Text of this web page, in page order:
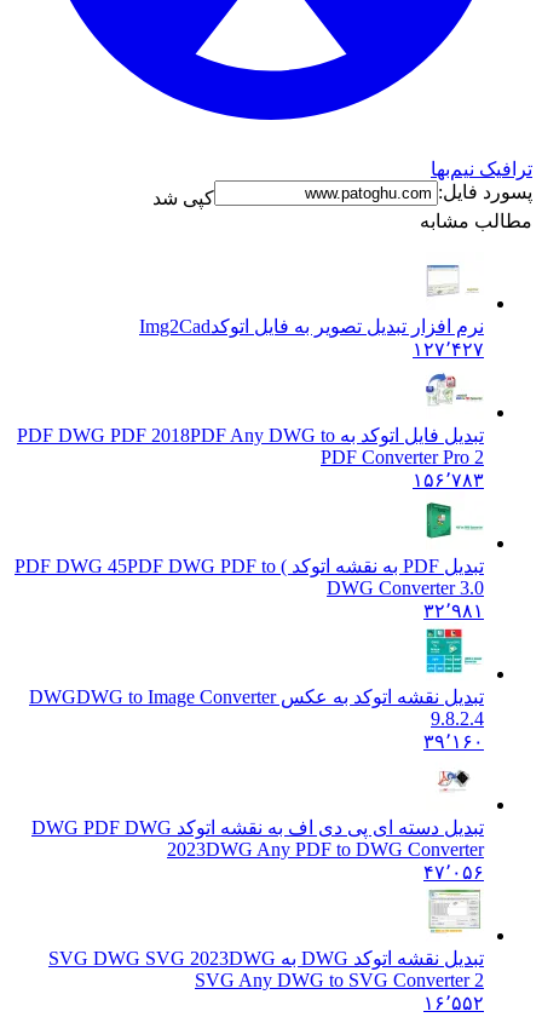
نیم‌بها
فایل:
کپی شد
مشابه
نرم افزار تبدیل تصویر به فایل اتوکدImg2Cad
۱۲۷٬۴۲۷
تبدیل فایل اتوکد به PDF DWG PDF 2018 PDF Any DWG to
PDF Converter Pro 2
۱۵۶٬۷۸۳
تبدیل PDF به نقشه اتوکد ) PDF DWG 45
PDF DWG PDF to
DWG Converter 3.0
۳۲٬۹۸۱
تبدیل نقشه اتوکد به عکس DWGDWG to Image Converter
9.8.2.4
۳۹٬۱۶۰
تبدیل دسته ای پی دی اف به نقشه اتوکد DWG PDF DWG
2023DWG Any PDF to DWG Converter
۴۷٬۰۵۶
تبدیل نقشه اتوکد DWG به SVG DWG SVG 2023
DWG
SVG Any DWG to SVG Converter 2
۱۶٬۵۵۲